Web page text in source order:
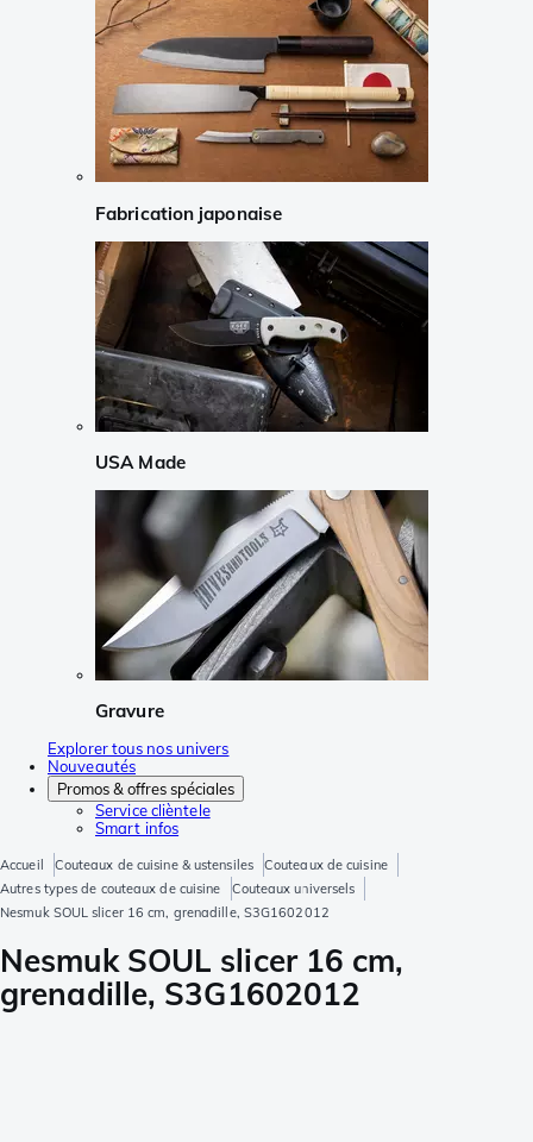
Fabrication japonaise
USA Made
Gravure
Explorer tous nos univers
Nouveautés
Promos & offres spéciales
Service clièntele
Smart infos
Accueil Couteaux de cuisine & ustensiles
Couteaux de cuisine
Autres types de couteaux de cuisine
Couteaux universels
Nesmuk SOUL slicer 16 cm, grenadille, S3G1602012
Nesmuk SOUL slicer 16 cm,
grenadille, S3G1602012